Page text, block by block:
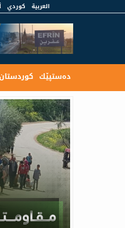
العربية كوردي
ده‌ستپێك كوردستان